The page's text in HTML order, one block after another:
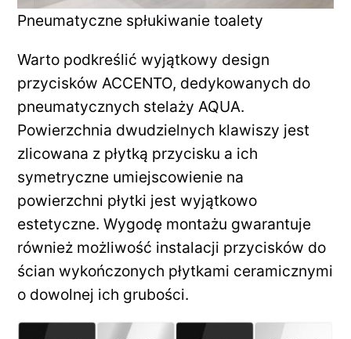
Pneumatyczne spłukiwanie toalety
Warto podkreślić wyjątkowy design
przycisków ACCENTO, dedykowanych do
pneumatycznych stelaży AQUA.
Powierzchnia dwudzielnych klawiszy jest
zlicowana z płytką przycisku a ich
symetryczne umiejscowienie na
powierzchni płytki jest wyjątkowo
estetyczne. Wygodę montażu gwarantuje
również możliwość instalacji przycisków do
ścian wykończonych płytkami ceramicznymi
o dowolnej ich grubości.